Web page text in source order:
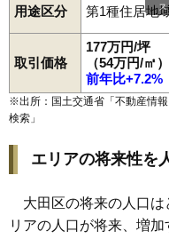
用途区分 第1種住居地
取引価格
177万円/坪
（54万円/㎡）
前年比+7.2%
※出所：国土交通省「 不動産情
検索 」
エリアの将来性を
大田区の将来の人口は
リアの人口が将来、増